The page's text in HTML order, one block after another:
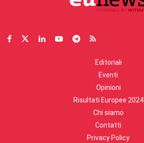
Editoriali
Eventi
Opinioni
Risultati Europee 2024
Chi siamo
Contatti
Privacy Policy